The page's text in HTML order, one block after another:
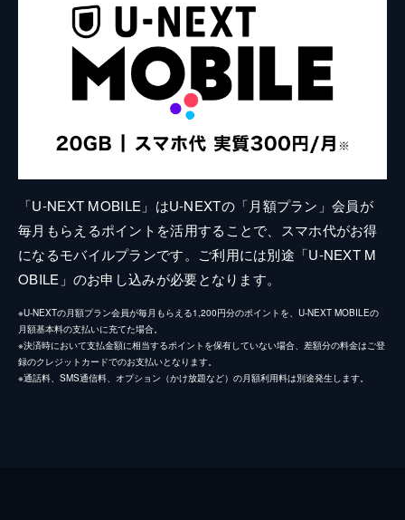
「U-NEXT MOBILE」はU-NEXTの「月額プラン」会員が
毎月もらえるポイントを活用することで、スマホ代がお得
になるモバイルプランです。ご利用には別途「U-NEXT M
OBILE」のお申し込みが必要となります。
※U-NEXTの月額プラン会員が毎月もらえる1,200円分のポイントを、U-NEXT MOBILEの
月額基本料の支払いに充てた場合。
※決済時において支払金額に相当するポイントを保有していない場合、差額分の料金はご登
録のクレジットカードでのお支払いとなります。
※通話料、SMS通信料、オプション（かけ放題など）の月額利用料は別途発生します。